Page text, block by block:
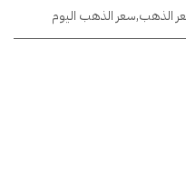
الذهب,سعر الذهب اليوم